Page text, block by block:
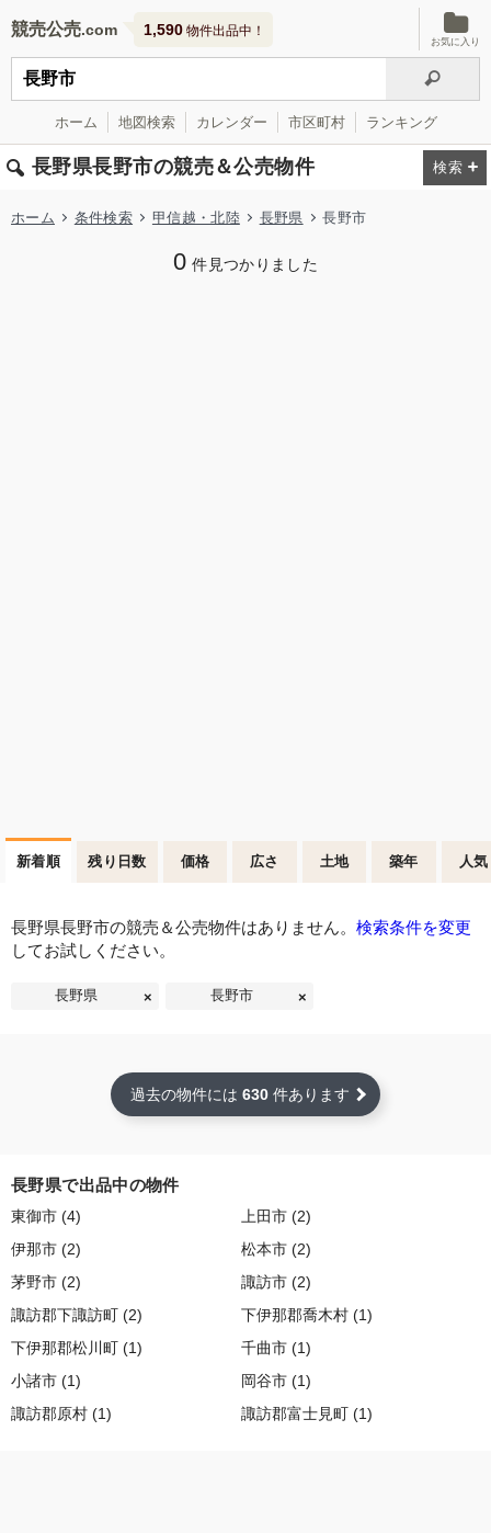
競売公売 1,590 物件出品中！
お気に入り
ホーム 地図検索 カレンダー 市区町村 ランキング
長野県長野市の競売＆公売物件
ホーム 条件検索 甲信越・北陸 長野県 長野市
0 件見つかりました
新着順 残り日数 価格 広さ 土地 築年 人気
長野県長野市の競売＆公売物件はありません。 検索条件を変更
してお試しください。
長野県 長野市
過去の物件には 630 件あります
長野県で出品中の物件
東御市 (4) 上田市 (2)
伊那市 (2) 松本市 (2)
茅野市 (2) 諏訪市 (2)
諏訪郡下諏訪町 (2) 下伊那郡喬木村 (1)
下伊那郡松川町 (1) 千曲市 (1)
小諸市 (1) 岡谷市 (1)
諏訪郡原村 (1) 諏訪郡富士見町 (1)